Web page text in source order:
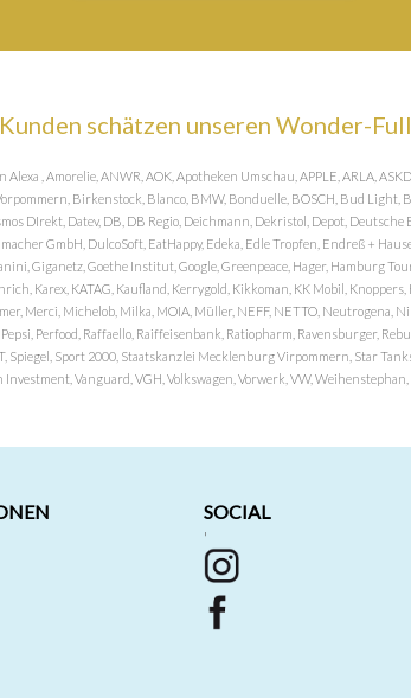
schätzen unseren Wonder-
, Amorelie, ANWR, AOK, Apotheken Umschau, APPLE, ARLA,
Birkenstock, Blanco, BMW, Bonduelle, BOSCH, Bud
DIrekt, Datev, DB, DB Regio, Deichmann, Dekristol, Depot,
GmbH, DulcoSoft, EatHappy, Edeka, Edle Tropfen, Endreß +
Giganetz, Goethe Institut, Google, Greenpeace, Hager, Hamburg
Karex, KATAG, Kaufland, Kerrygold, Kikkoman, KK Mobil,
Merci, Michelob, Milka, MOIA, Müller, NEFF, NETTO, Neutrogena,
Perfood, Raffaello, Raiffeisenbank, Ratiopharm, Ravensburger,
Spiegel, Sport 2000, Staatskanzlei Mecklenburg Virpommern, Star
Investment, Vanguard, VGH, Volkswagen, Vorwerk, VW,
SOCIAL
'